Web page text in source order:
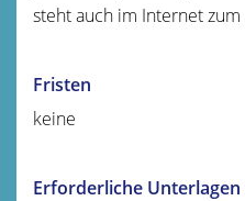
steht auch im Internet
Fristen
keine
Erforderliche Unterlagen